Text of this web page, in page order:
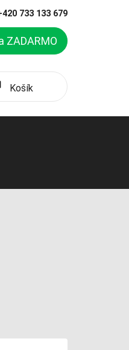
733 133 679
ZADARMO
Košík